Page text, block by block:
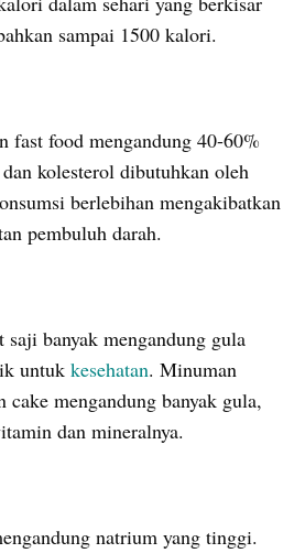
sampai 1500 kalori.
fast food mengandung 40-60%
kolesterol dibutuhkan oleh
berlebihan mengakibatkan
pembuluh darah.
saji banyak mengandung gula
untuk kesehatan. Minuman
cake mengandung banyak gula,
dan mineralnya.
natrium yang tinggi.